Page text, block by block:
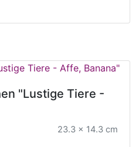
"Lustige Tiere -
23.3 x 14.3 cm